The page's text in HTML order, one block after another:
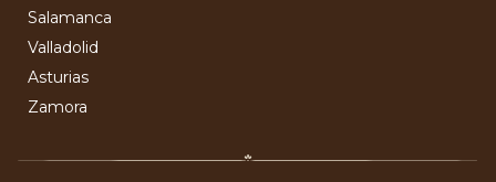
Salamanca
Valladolid
Asturias
Zamora